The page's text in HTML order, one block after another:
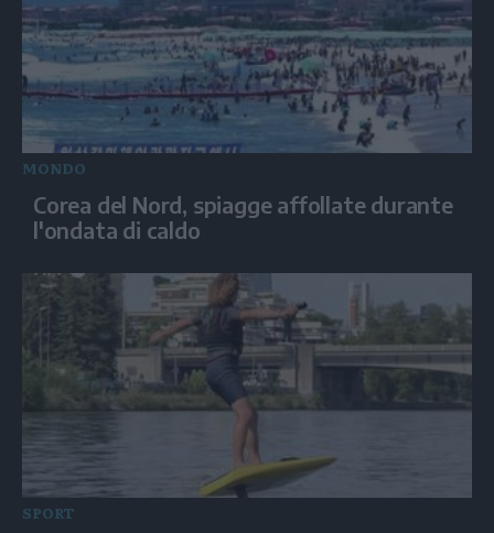
MONDO
Corea del Nord, spiagge affollate durante
l'ondata di caldo
SPORT